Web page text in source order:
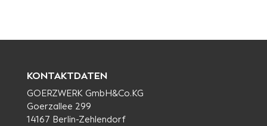
KONTAKTDATEN
GOERZWERK GmbH&Co.KG
Goerzallee 299
14167 Berlin-Zehlendorf